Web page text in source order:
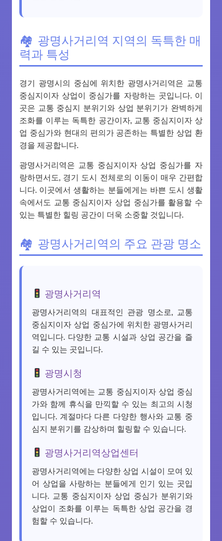
광명사거리역 지역의 독특한 매
력과 특성
경기 광명시의 중심에 위치한 광명사거리역은 교통
중심지이자 상업이 중심가를 자랑하는 곳입니다. 이
곳은 교통 중심지 분위기와 상업 분위기가 완벽하게
조화를 이루는 독특한 공간이자, 교통 중심지이자 상
업 중심가와 현대의 편의가 공존하는 특별한 상업 환
경을 제공합니다.
광명사거리역은 교통 중심지이자 상업 중심가를 자
랑하면서도, 경기 도시 전체로의 이동이 매우 간편합
니다. 이곳에서 생활하는 분들에게는 바쁜 도시 생활
속에서도 교통 중심지이자 상업 중심가를 활용할 수
있는 특별한 힐링 공간이 더욱 소중할 것입니다.
광명사거리역의 주요 관광 명소
광명사거리역
광명사거리역의 대표적인 관광 명소로, 교통
중심지이자 상업 중심가에 위치한 광명사거리
역입니다. 다양한 교통 시설과 상업 공간을 즐
길 수 있는 곳입니다.
광명시청
광명사거리역에는 교통 중심지이자 상업 중심
가와 함께 휴식을 만끽할 수 있는 최고의 시청
입니다. 계절마다 다른 다양한 행사와 교통 중
심지 분위기를 감상하며 힐링할 수 있습니다.
광명사거리역상업센터
광명사거리역에는 다양한 상업 시설이 모여 있
어 상업을 사랑하는 분들에게 인기 있는 곳입
니다. 교통 중심지이자 상업 중심가 분위기와
상업이 조화를 이루는 독특한 상업 공간을 경
험할 수 있습니다.